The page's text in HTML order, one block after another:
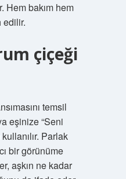
Hem bakım hem
edilir.
çiçeği
temsil
eşinize “Seni
Parlak
bir görünüme
aşkın ne kadar